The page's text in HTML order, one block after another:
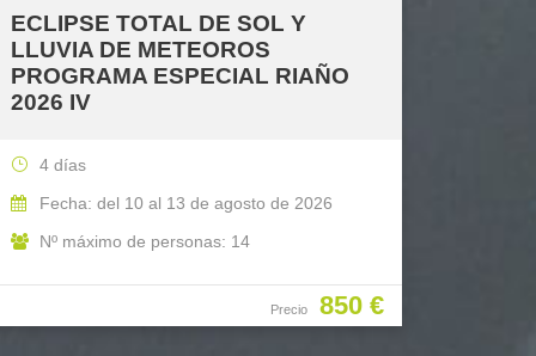
ECLIPSE TOTAL DE SOL Y
LLUVIA DE METEOROS
PROGRAMA ESPECIAL RIAÑO
2026 IV
Precio 850 €
4 días
Fecha: del 10 al 13 de agosto de 2026
Nº máximo de personas: 14